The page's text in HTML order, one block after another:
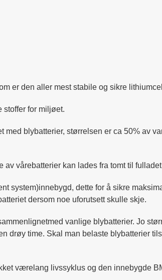
er den aller mest stabile og sikre
for miljøet.
blybatterier, størrelsen er ca 50% av
vårebatterier kan lades fra tomt til
system)innebygd, dette for å sikre
dersom noe uforutsett skulle skje.
vanlige blybatterier. Jo
drøy time. Skal man belaste blybatterier
værelang livssyklus og den innebygde